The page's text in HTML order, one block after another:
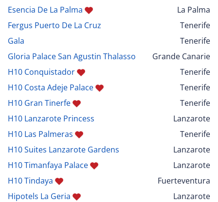
Esencia De La Palma
La Palma
Fergus Puerto De La Cruz
Tenerife
Gala
Tenerife
Gloria Palace San Agustin Thalasso
Grande Canarie
H10 Conquistador
Tenerife
H10 Costa Adeje Palace
Tenerife
H10 Gran Tinerfe
Tenerife
H10 Lanzarote Princess
Lanzarote
H10 Las Palmeras
Tenerife
H10 Suites Lanzarote Gardens
Lanzarote
H10 Timanfaya Palace
Lanzarote
H10 Tindaya
Fuerteventura
Hipotels La Geria
Lanzarote